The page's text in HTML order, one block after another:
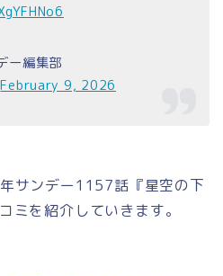
ー編集部
February 9, 2026
サンデー1157話『星空の下
を紹介していきます。